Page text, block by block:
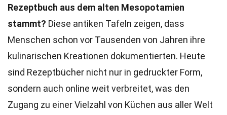
Rezeptbuch aus dem alten Mesopotamien
stammt? Diese antiken Tafeln zeigen, dass
Menschen schon vor Tausenden von Jahren ihre
kulinarischen Kreationen dokumentierten. Heute
sind Rezeptbücher nicht nur in gedruckter Form,
sondern auch online weit verbreitet, was den
Zugang zu einer Vielzahl von Küchen aus aller Welt